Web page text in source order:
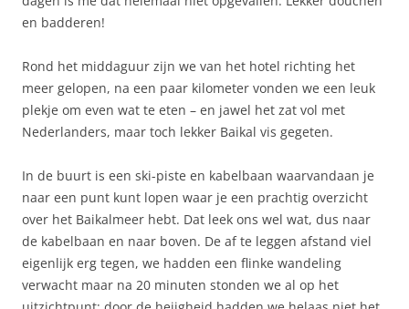
en badderen!
Rond het middaguur zijn we van het hotel richting het
meer gelopen, na een paar kilometer vonden we een leuk
plekje om even wat te eten – en jawel het zat vol met
Nederlanders, maar toch lekker Baikal vis gegeten.
In de buurt is een ski-piste en kabelbaan waarvandaan je
naar een punt kunt lopen waar je een prachtig overzicht
over het Baikalmeer hebt. Dat leek ons wel wat, dus naar
de kabelbaan en naar boven. De af te leggen afstand viel
eigenlijk erg tegen, we hadden een flinke wandeling
verwacht maar na 20 minuten stonden we al op het